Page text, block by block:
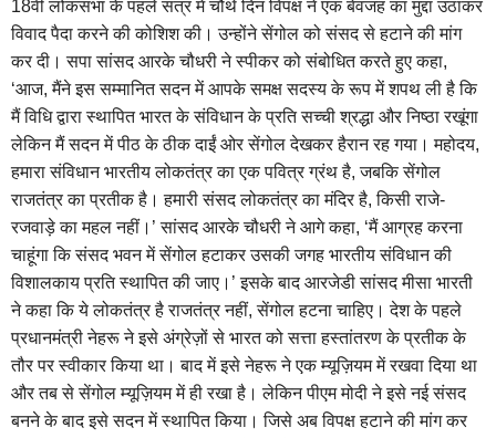
18वीं लोकसभा के पहले सत्र में चौथे दिन विपक्ष ने एक बेवजह का मुद्दा उठाकर
विवाद पैदा करने की कोशिश की। उन्होंने सेंगोल को संसद से हटाने की मांग
कर दी। सपा सांसद आरके चौधरी ने स्पीकर को संबोधित करते हुए कहा,
‘आज, मैंने इस सम्मानित सदन में आपके समक्ष सदस्य के रूप में शपथ ली है कि
मैं विधि द्वारा स्थापित भारत के संविधान के प्रति सच्ची श्रद्धा और निष्ठा रखूंगा
लेकिन मैं सदन में पीठ के ठीक दाईं ओर सेंगोल देखकर हैरान रह गया। महोदय,
हमारा संविधान भारतीय लोकतंत्र का एक पवित्र ग्रंथ है, जबकि सेंगोल
राजतंत्र का प्रतीक है। हमारी संसद लोकतंत्र का मंदिर है, किसी राजे-
रजवाड़े का महल नहीं।’ सांसद आरके चौधरी ने आगे कहा, ‘मैं आग्रह करना
चाहूंगा कि संसद भवन में सेंगोल हटाकर उसकी जगह भारतीय संविधान की
विशालकाय प्रति स्थापित की जाए।’ इसके बाद आरजेडी सांसद मीसा भारती
ने कहा कि ये लोकतंत्र है राजतंत्र नहीं, सेंगोल हटना चाहिए। देश के पहले
प्रधानमंत्री नेहरू ने इसे अंग्रेज़ों से भारत को सत्ता हस्तांतरण के प्रतीक के
तौर पर स्वीकार किया था। बाद में इसे नेहरू ने एक म्यूज़ियम में रखवा दिया था
और तब से सेंगोल म्यूज़ियम में ही रखा है। लेकिन पीएम मोदी ने इसे नई संसद
बनने के बाद इसे सदन में स्थापित किया। जिसे अब विपक्ष हटाने की मांग कर